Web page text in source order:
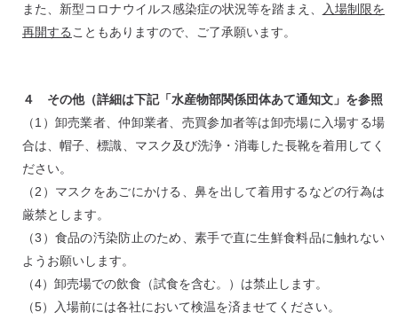
また、新型コロナウイルス感染症の状況等を踏まえ、
入場制限を
再開する こともありますので、ご了承願います。
４ その他（詳細は下記「水産物部関係団体あて通知文」を参照
（1）卸売業者、仲卸業者、売買参加者等は卸売場に入場する場
合は、帽子、標識、マスク及び洗浄・消毒した長靴を着用してく
ださい。
（2）マスクをあごにかける、鼻を出して着用するなどの行為は
厳禁とします。
（3）食品の汚染防止のため、素手で直に生鮮食料品に触れない
ようお願いします。
（4）卸売場での飲食（試食を含む。）は禁止します。
（5）入場前には各社において検温を済ませてください。